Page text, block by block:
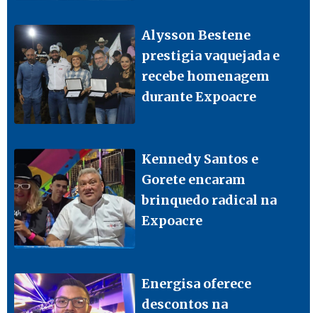
Alysson Bestene
prestigia vaquejada e
recebe homenagem
durante Expoacre
Kennedy Santos e
Gorete encaram
brinquedo radical na
Expoacre
Energisa oferece
descontos na